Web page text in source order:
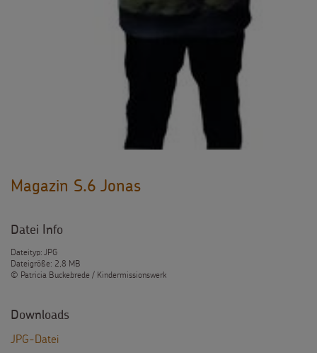
Magazin S.6 Jonas
Datei Info
Dateityp: JPG
Dateigröße: 2,8 MB
© Patricia Buckebrede / Kindermissionswerk
Downloads
JPG-Datei